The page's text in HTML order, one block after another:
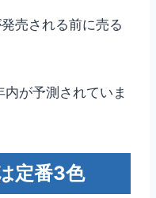
売される前に売る
が予測されていま
定番3色